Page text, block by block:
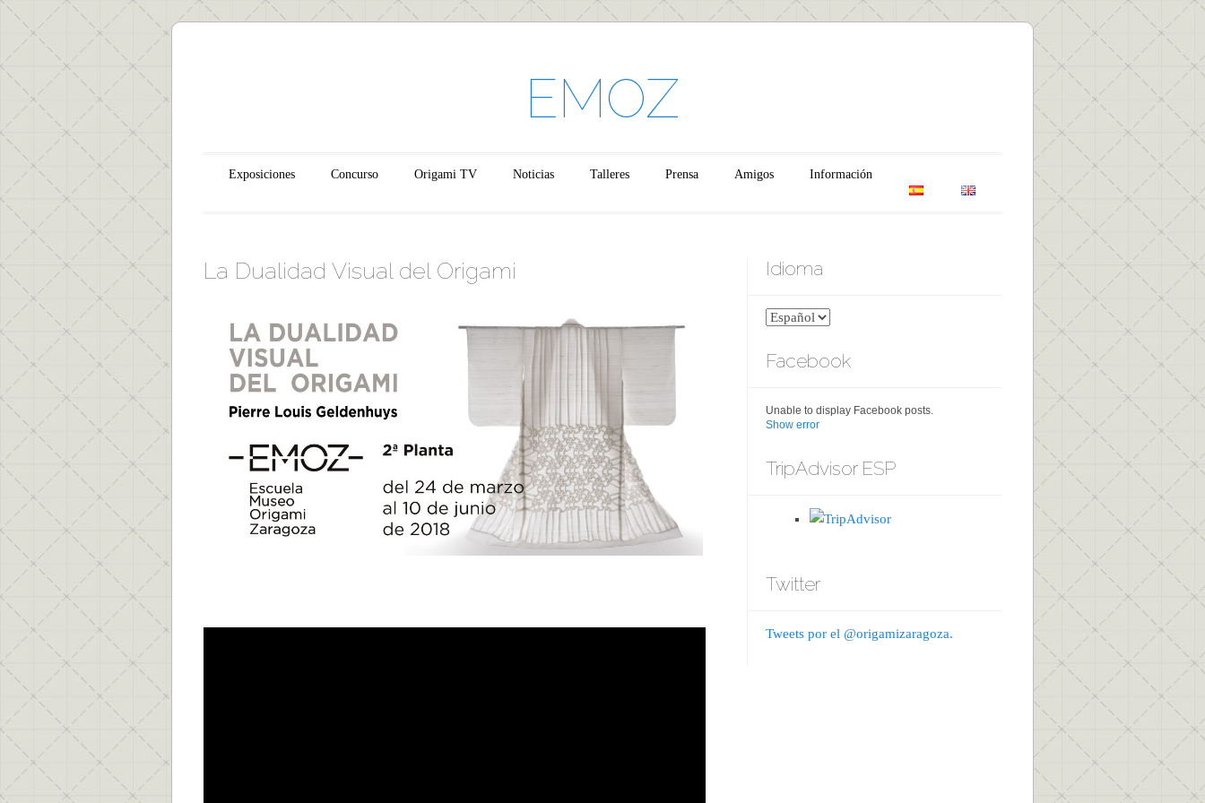
EMOZ
Main menu
Skip to content
Exposiciones Concurso Origami TV Noticias Talleres Prensa Amigos Información
La Dualidad Visual del Origami Idioma
Facebook
Unable to display Facebook posts.
Show error
TripAdvisor ESP
Twitter
Tweets por el @origamizaragoza.